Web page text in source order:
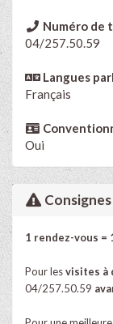
Numéro de
04/257.50.59
Langues
Français
Oui
Consignes
1 rendez-vous =
Pour lesvisites à
04/257.50.59